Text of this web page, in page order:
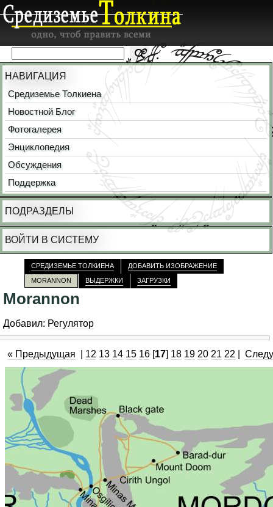
НАВИГАЦИЯ
Средиземье Толкиена
Новостной Блог
Фотогалерея
Энциклопедия
Обсуждения
Поддержка
ПОДРАЗДЕЛЫ
ВОЙТИ В СИСТЕМУ
Morannon
Добавил: Регулятор
« Предыдущая 12 13 14 15 16[17] 18 19 20 21 22
СРЕДИЗЕМЬЕ ТОЛКИЕНА
ДОБАВИТЬ ИЗОБРАЖЕНИЕ
MORANNON
ВЫДЕРЖКИ ЗАГРУЗКИ